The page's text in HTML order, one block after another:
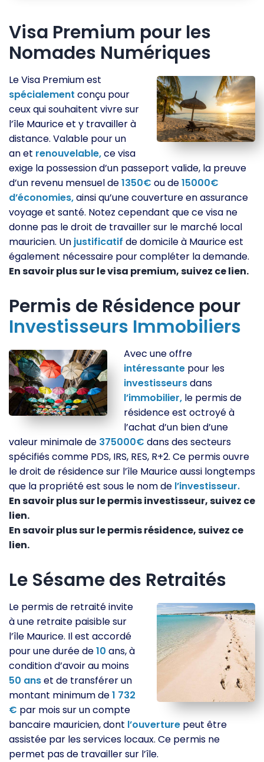
Visa Premium pour les
Nomades Numériques
Le Visa Premium est
spécialement conçu pour
ceux qui souhaitent vivre sur
l’île Maurice et y travailler à
distance. Valable pour un
an et renouvelable,ce visa
exige la possession d’un passeport valide, la preuve
d’un revenu mensuel de1350€ ou de15000€
d’économies,ainsi qu’une couverture en assurance
voyage et santé. Notez cependant que ce visa ne
donne pas le droit de travailler sur le marché local
mauricien. Un justificatif de domicile à Maurice est
également nécessaire pour compléter la demande.
En savoir plus sur le visa premium, suivez ce lien.
Permis de Résidence pour
Investisseurs Immobiliers
Avec une offre
intéressante pour les
investisseursdans
l’immobilier, le permis de
résidence est octroyé à
l’achat d’un bien d’une
valeur minimale de 375000€ dans des secteurs
spécifiés comme PDS, IRS, RES, R+2. Ce permis ouvre
le droit de résidence sur l’île Maurice aussi longtemps
que la propriété est sous le nom de l’investisseur.
En savoir plus sur le permis investisseur, suivez ce
lien.
En savoir plus sur le permis résidence, suivez ce
lien.
Le Sésame des Retraités
Le permis de retraité invite
à une retraite paisible sur
l’île Maurice. Il est accordé
pour une durée de10 ans, à
condition d’avoir au moins
50 anset de transférer un
montant minimum de1 732
€ par mois sur un compte
bancaire mauricien, dont l’ouverture peut être
assistée par les services locaux. Ce permis ne
permet pas de travailler sur l’île.